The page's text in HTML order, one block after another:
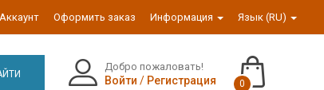
Оформить заказ Информация Язык (RU)
Добро пожаловать!
Войти / Регистрация 0